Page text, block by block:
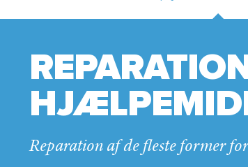
Reparation af de fleste former